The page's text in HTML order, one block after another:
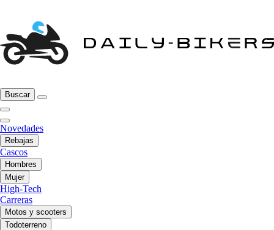
Buscar
Novedades
Rebajas
Cascos
Hombres
Mujer
High-Tech
Carreras
Motos y scooters
Todoterreno